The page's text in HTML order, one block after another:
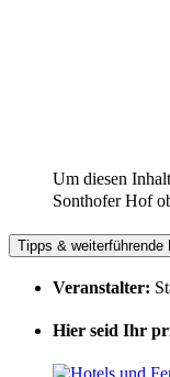
Um diesen
Sonthofer Hof
Tipps & weiterführende
Veranstalter:
Hier seid Ihr